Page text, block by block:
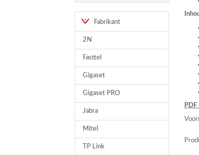
Fabrikant
2N
Fasttel
Gigaset
Gigaset PRO
Jabra
Mitel
TP Link
PDF